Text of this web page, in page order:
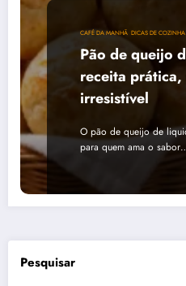
CAFÉ DA MANHÃ DICAS DE COZINHA
Pão de queijo
receita
irresistível
O pão de queijo de
para quem ama o
Pesquisar